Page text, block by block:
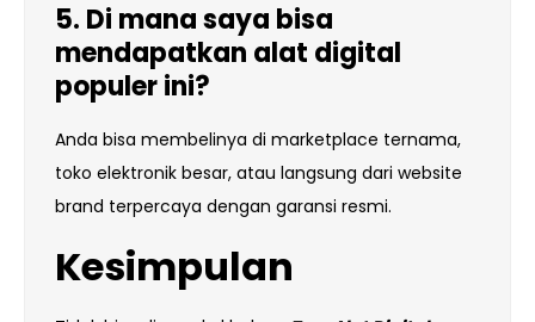
5. Di mana saya bisa
mendapatkan alat digital
populer ini?
Anda bisa membelinya di marketplace ternama,
toko elektronik besar, atau langsung dari website
brand terpercaya dengan garansi resmi.
Kesimpulan